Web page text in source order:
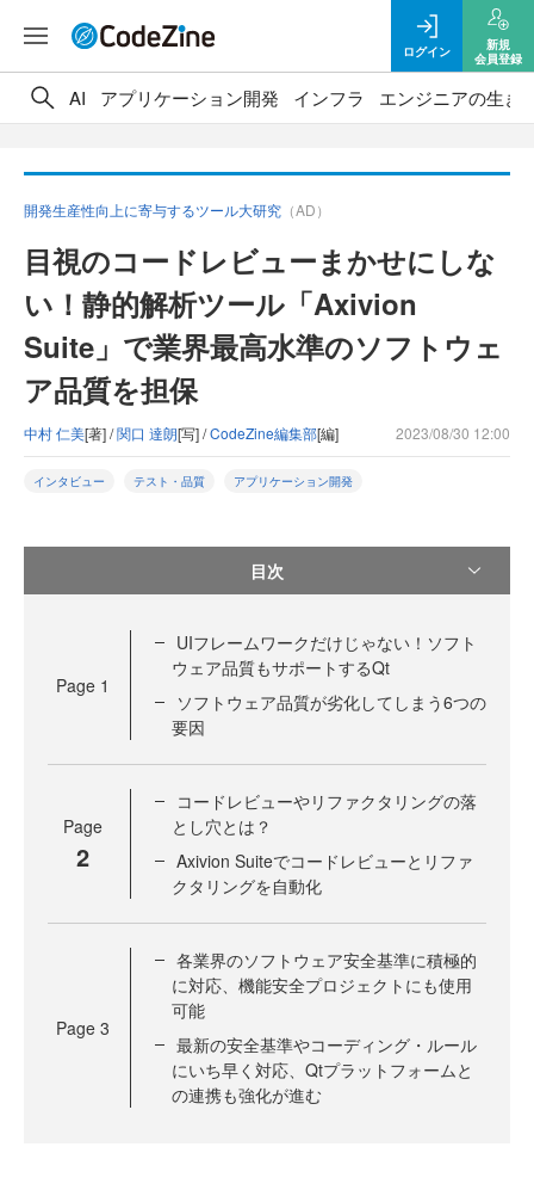
ログイン
新規
会員登録
AI アプリケーション開発 インフラ エンジニアの生き
開発生産性向上に寄与するツール大研究 （AD）
目視のコードレビューまかせにしな
い！静的解析ツール「Axivion
Suite」で業界最高水準のソフトウェ
ア品質を担保
中村 仁美[著] /関口 達朗[写] /CodeZine編集部[編] 2023/08/30 12:00
インタビュー テスト・品質 アプリケーション開発
目次
Page 1
UIフレームワークだけじゃない！ソフト
ウェア品質もサポートするQt
ソフトウェア品質が劣化してしまう6つの
要因
Page
2
コードレビューやリファクタリングの落
とし穴とは？
Axivion Suiteでコードレビューとリファ
クタリングを自動化
Page 3
各業界のソフトウェア安全基準に積極的
に対応、機能安全プロジェクトにも使用
可能
最新の安全基準やコーディング・ルール
にいち早く対応、Qtプラットフォームと
の連携も強化が進む